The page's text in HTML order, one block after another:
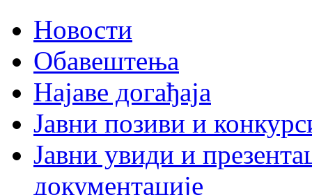
Новости
Обавештења
Најаве догађаја
Јавни позиви и
Јавни увиди и
документације